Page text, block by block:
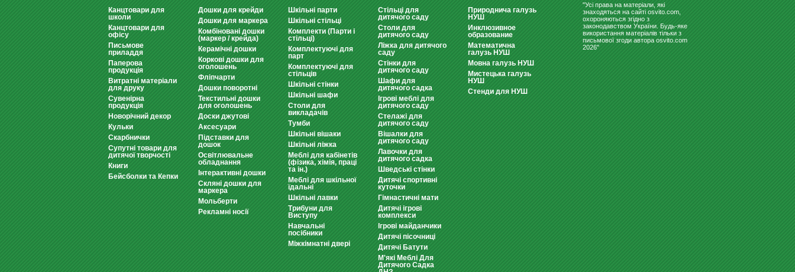
Канцтовари для
школи
Канцтовари для
офісу
Письмове
приладдя
Паперова
продукція
Витратні матеріали
для друку
Сувенірна
продукція
Новорічний декор
Кульки
Скарбнички
Супутні товари для
дитячої творчості
Книги
Бейсболки та Кепки
Дошки для крейди
Дошки для маркера
Комбіновані дошки
(маркер / крейда)
Керамічні дошки
Коркові дошки для
оголошень
Фліпчарти
Дошки поворотні
Текстильні дошки
для оголошень
Доски джутові
Аксесуари
Підставки для
дошок
Освітлювальне
обладнання
Інтерактивні дошки
Скляні дошки для
маркера
Мольберти
Рекламні носії
Шкільні парти
Шкільні стільці
Комплекти (Парти і
стільці)
Комплектуючі для
парт
Комплектуючі для
стільців
Шкільні стінки
Шкільні шафи
Столи для
викладачів
Тумби
Шкільні вішаки
Шкільні ліжка
Меблі для кабінетів
(фізика, хімія, праці
та ін.)
Меблі для шкільної
їдальні
Шкільні лавки
Трибуни для
Виступу
Навчальні
посібники
Міжкімнатні двері
Стільці для
дитячого саду
Столи для
дитячого саду
Ліжка для дитячого
саду
Стінки для
дитячого саду
Шафи для
дитячого садка
Ігрові меблі для
дитячого саду
Стелажі для
дитячого саду
Вішалки для
дитячого саду
Лавочки для
дитячого садка
Шведські стінки
Дитячі спортивні
куточки
Гімнастичні мати
Дитячі ігрові
комплекси
Ігрові майданчики
Дитячі пісочниці
Дитячі Батути
М'які Меблі Для
Дитячого Садка
Природнича галузь
НУШ
Инклюзивное
образование
Математична
галузь НУШ
Мовна галузь НУШ
Мистецька галузь
НУШ
Стенди для НУШ
"Усі права на матеріали, які
знаходяться на сайті osvito.com,
охороняються згідно з
законодавством України. Будь-яке
використання матеріалів тільки з
письмової згоди автора osvito.com
2026"